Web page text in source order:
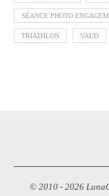
SÉANCE PHOTO
TRIATHLON VAUD
© 2010 - 2026